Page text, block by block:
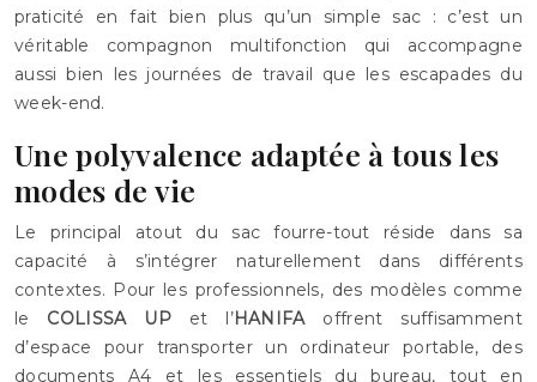
praticité en fait bien plus qu’un simple sac : c’est un
véritable compagnon multifonction qui accompagne
aussi bien les journées de travail que les escapades du
week-end.
Une polyvalence adaptée à tous les
modes de vie
Le principal atout du sac fourre-tout réside dans sa
capacité à s’intégrer naturellement dans différents
contextes. Pour les professionnels, des modèles comme
le COLISSA UPet l’HANIFAoffrent suffisamment
d’espace pour transporter un ordinateur portable, des
documents A4 et les essentiels du bureau, tout en